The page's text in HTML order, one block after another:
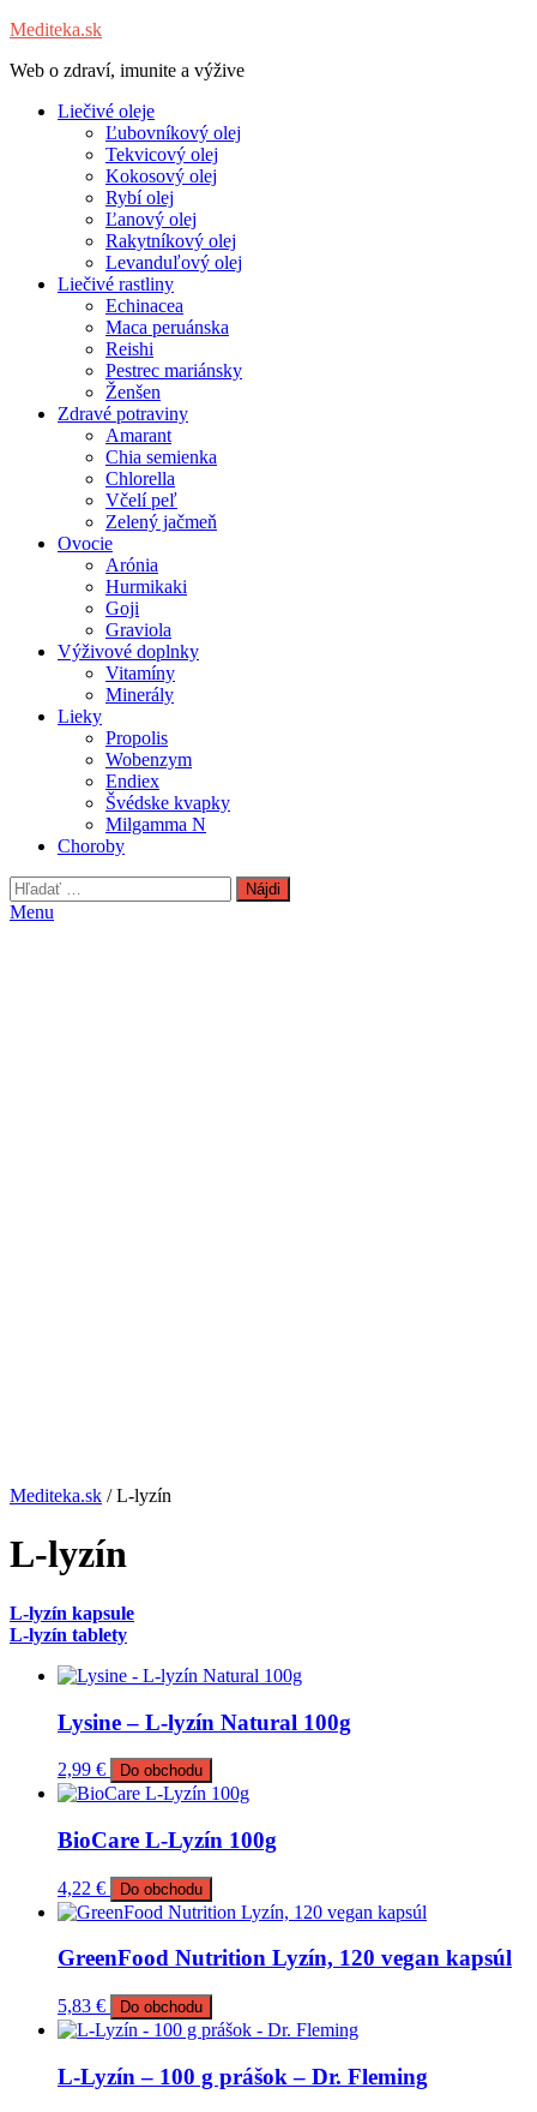
Mediteka.sk
Web o zdraví, imunite a výžive
Liečivé oleje
Ľubovníkový olej
Tekvicový olej
Kokosový olej
Rybí olej
Ľanový olej
Rakytníkový olej
Levanduľový olej
Liečivé rastliny
Echinacea
Maca peruánska
Reishi
Pestrec mariánsky
Ženšen
Zdravé potraviny
Amarant
Chia semienka
Chlorella
Včelí peľ
Zelený jačmeň
Ovocie
Arónia
Hurmikaki
Goji
Graviola
Výživové doplnky
Vitamíny
Minerály
Lieky
Propolis
Wobenzym
Endiex
Švédske kvapky
Milgamma N
Choroby
Hľadať:
Menu
Mediteka.sk / L-lyzín
L-lyzín
L-lyzín kapsule
L-lyzín tablety
Lysine – L-lyzín Natural 100g
2,99 € Do obchodu
BioCare L-Lyzín 100g
4,22 € Do obchodu
GreenFood Nutrition Lyzín, 120 vegan kapsúl
5,83 € Do obchodu
L-Lyzín – 100 g prášok – Dr. Fleming